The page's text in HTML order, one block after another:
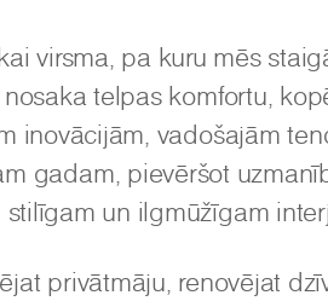
virsma, pa kuru mēs
telpas komfortu,
inovācijām, vadošajām
gadam, pievēršot
stilīgam un ilgmūžīgam
privātmāju, renovējat